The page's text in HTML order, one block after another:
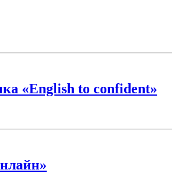
«English to confident»